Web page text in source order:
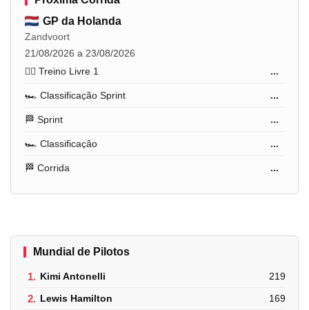
GP da Holanda
Zandvoort
21/08/2026 a 23/08/2026
🏋️‍♂️ Treino Livre 1
...
🏎️ Classificação Sprint ...
🏁 Sprint ...
🏎️ Classificação ...
🏁 Corrida ...
Mundial de Pilotos
1. Kimi Antonelli 219
2. Lewis Hamilton 169